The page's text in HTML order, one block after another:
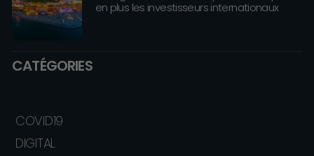
en plus les investisseurs internationaux
CATÉGORIES
COVID19
DIGITAL